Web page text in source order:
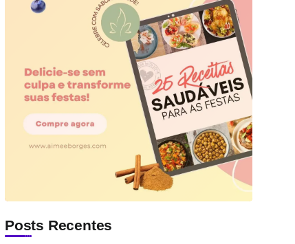
Posts Recentes